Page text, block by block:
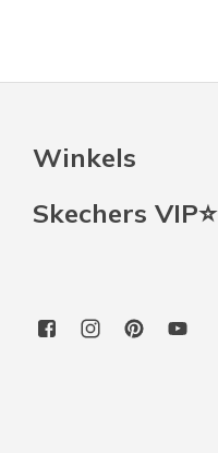
Winkels
Skechers VIP⭐